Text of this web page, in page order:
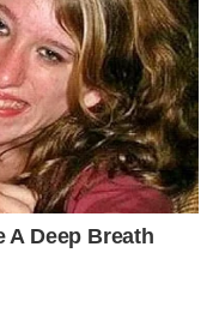
A Deep Breath